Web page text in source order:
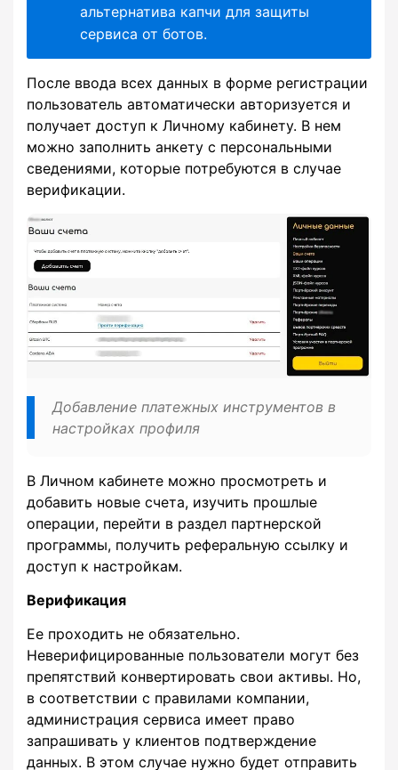
альтернатива капчи для защиты
сервиса от ботов.
После ввода всех данных в форме регистрации
пользователь автоматически авторизуется и
получает доступ к Личному кабинету. В нем
можно заполнить анкету с персональными
сведениями, которые потребуются в случае
верификации.
Добавление платежных инструментов в
настройках профиля
В Личном кабинете можно просмотреть и
добавить новые счета, изучить прошлые
операции, перейти в раздел партнерской
программы, получить реферальную ссылку и
доступ к настройкам.
Верификация
Ее проходить не обязательно.
Неверифицированные пользователи могут без
препятствий конвертировать свои активы. Но,
в соответствии с правилами компании,
администрация сервиса имеет право
запрашивать у клиентов подтверждение
данных. В этом случае нужно будет отправить